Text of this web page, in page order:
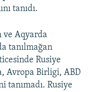
tanıdı.
ve Aqyarda
tanılmağan
Rusiye
Avropa Birligi, ABD
Rusiye